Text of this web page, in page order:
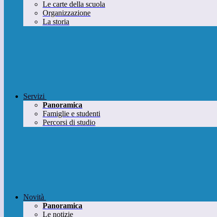
Le carte della scuola
Organizzazione
La storia
Servizi
Panoramica
Famiglie e studenti
Percorsi di studio
Novità
Panoramica
Le notizie